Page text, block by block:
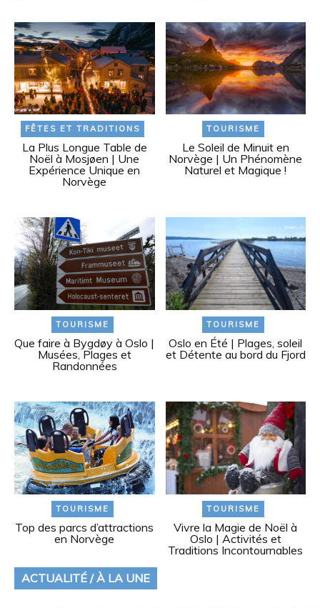
FÊTES ET TRADITIONS
La Plus Longue Table de
Noël à Mosjøen | Une
Expérience Unique en
Norvège
TOURISME
Le Soleil de Minuit en
Norvège | Un Phénomène
Naturel et Magique !
TOURISME
Que faire à Bygdøy à Oslo |
Musées, Plages et
Randonnées
TOURISME
Oslo en Été | Plages, soleil
et Détente au bord du Fjord
TOURISME
Top des parcs d’attractions
en Norvège
TOURISME
Vivre la Magie de Noël à
Oslo | Activités et
Traditions Incontournables
ACTUALITÉ / À LA UNE